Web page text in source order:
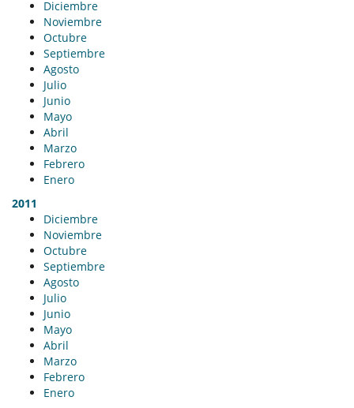
Diciembre
Noviembre
Octubre
Septiembre
Agosto
Julio
Junio
Mayo
Abril
Marzo
Febrero
Enero
2011
Diciembre
Noviembre
Octubre
Septiembre
Agosto
Julio
Junio
Mayo
Abril
Marzo
Febrero
Enero